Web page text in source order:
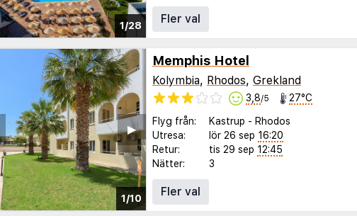
1/28
Fler val
1/10
▶︎
Memphis Hotel
Kolymbia, Rhodos, Grekland
3,8/5 27°C
Flyg från: Kastrup - Rhodos
Utresa:
lör 26 sep 16:20
Retur:
tis 29 sep 12:45
Nätter:
3
Fler val